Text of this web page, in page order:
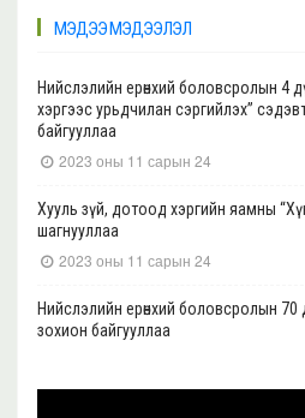
МЭДЭЭ МЭДЭЭЛЭЛ
Нийслэлийн ерөнхий боловсролын 4
хэргээс урьдчилан сэргийлэх”
байгууллаа
2023 оны 11 сарын 24
Хууль зүй, дотоод хэргийн яамны
шагнууллаа
2023 оны 11 сарын 24
Нийслэлийн ерөнхий боловсролын 70
зохион байгууллаа